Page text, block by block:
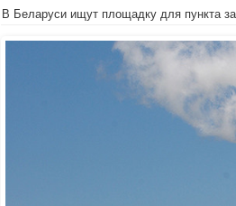
В Беларуси ищут площадку для пункта